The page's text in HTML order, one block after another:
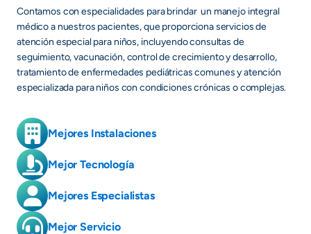
Contamos con especialidades para brindar un manejo integral
médico a nuestros pacientes, que proporciona servicios de
atención especial para niños, incluyendo consultas de
seguimiento, vacunación, control de crecimiento y desarrollo,
tratamiento de enfermedades pediátricas comunes y atención
especializada para niños con condiciones crónicas o complejas.
Mejores Instalaciones
Mejor Tecnología
Mejores Especialistas
Mejor Servicio